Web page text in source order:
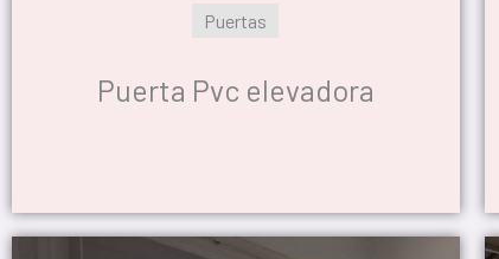
Puertas
Puerta Pvc elevadora